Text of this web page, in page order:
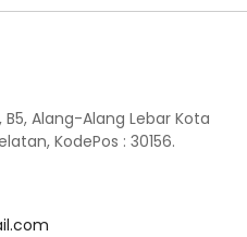
Alang-Alang Lebar Kota
KodePos : 30156.